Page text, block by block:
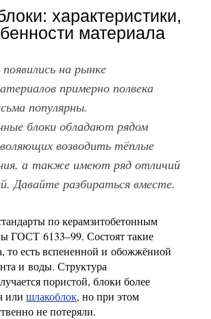
характеристики,
материала
на рынке
примерно полвека
популярны.
блоки обладают рядом
возводить тёплые
а также имеют ряд отличий
Давайте разбираться вместе.
по керамзитобетонным
ГОСТ 6133–99. Состоят такие
то есть вспененной и обожжённой
и воды. Структура
пористой, блоки более
или шлакоблок, но при этом
не потеряли.